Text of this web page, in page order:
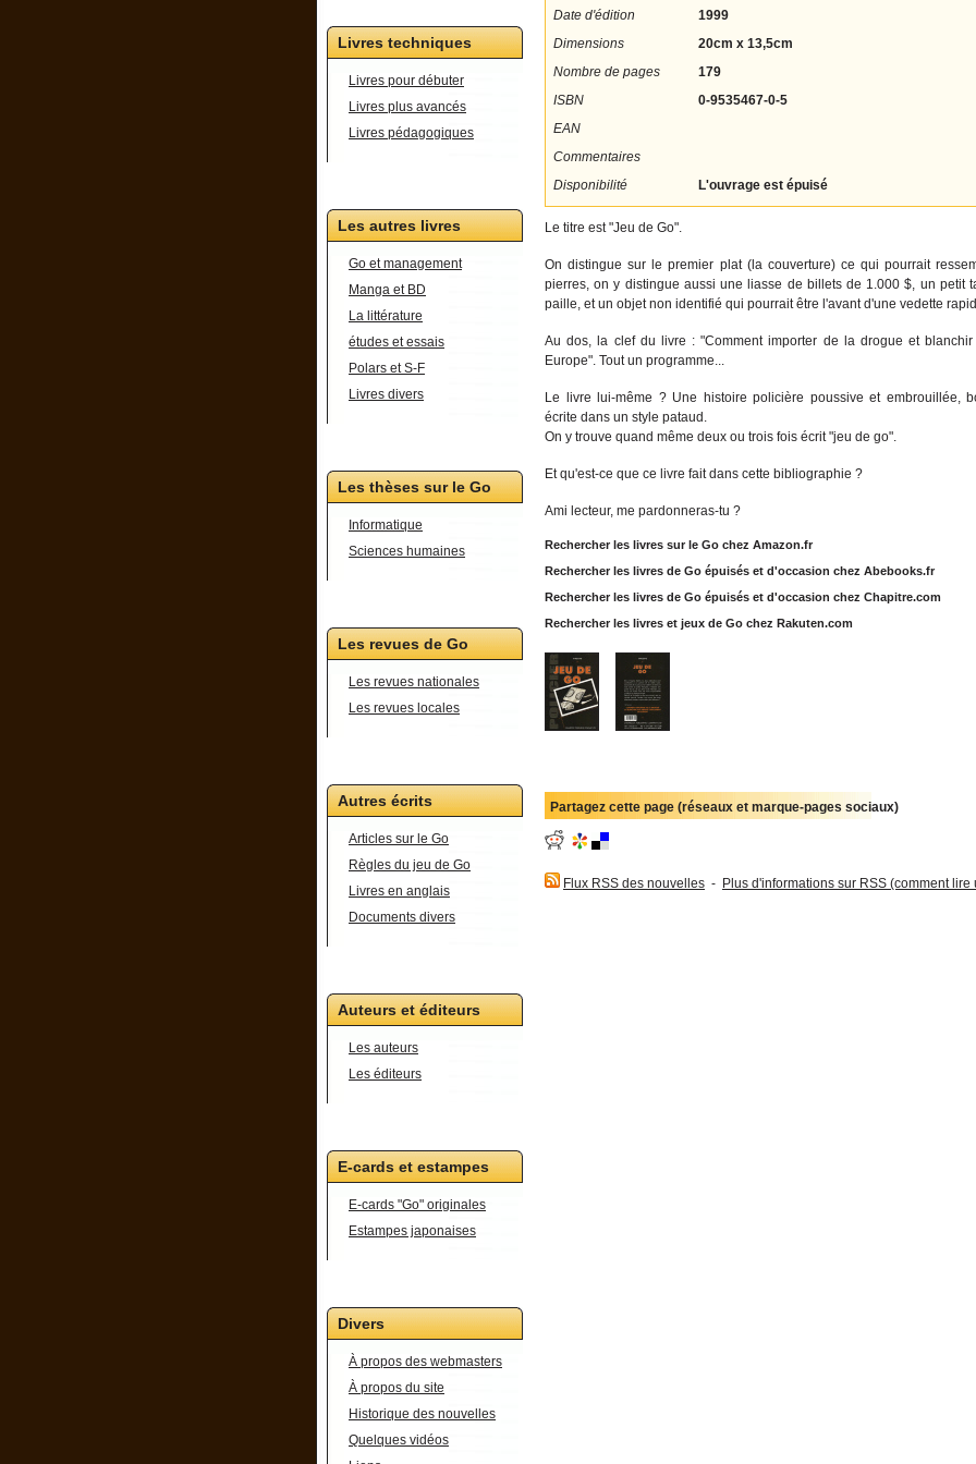
Livres techniques
Livres pour débuter
Livres plus avancés
Livres pédagogiques
Les autres livres
Go et management
Manga et BD
La littérature
études et essais
Polars et S-F
Livres divers
Les thèses sur le Go
Informatique
Sciences humaines
Les revues de Go
Les revues nationales
Les revues locales
Autres écrits
Articles sur le Go
Règles du jeu de Go
Livres en anglais
Documents divers
Auteurs et éditeurs
Les auteurs
Les éditeurs
E-cards et estampes
E-cards "Go" originales
Estampes japonaises
Divers
À propos des webmasters
À propos du site
Historique des nouvelles
Quelques vidéos
Date d'édition
1999
Dimensions
20cm x 13,5cm
Nombre de pages
179
ISBN
0-9535467-0-5
EAN
Commentaires
Disponibilité
L'ouvrage est épuisé
Le titre est "Jeu de Go".
On distingue sur le premier plat (la couverture) ce qui pourrait
pierres, on y distingue aussi une liasse de billets de 1.000 $, un petit
paille, et un objet non identifié qui pourrait être l'avant d'une vedette
Au dos, la clef du livre : "Comment importer de la drogue et
Europe". Tout un programme...
Le livre lui-même ? Une histoire policière poussive et embrouillée,
écrite dans un style pataud.
On y trouve quand même deux ou trois fois écrit "jeu de go".
Et qu'est-ce que ce livre fait dans cette bibliographie ?
Ami lecteur, me pardonneras-tu ?
Rechercher les livres sur le Go chez Amazon.fr
Rechercher les livres de Go épuisés et d'occasion chez Abebooks.fr
Rechercher les livres de Go épuisés et d'occasion chez Chapitre.com
Rechercher les livres et jeux de Go chez Rakuten.com
Partagez cette page (réseaux et marque-pages sociaux)
Flux RSS des nouvelles - Plus d'informations sur RSS (comment lire